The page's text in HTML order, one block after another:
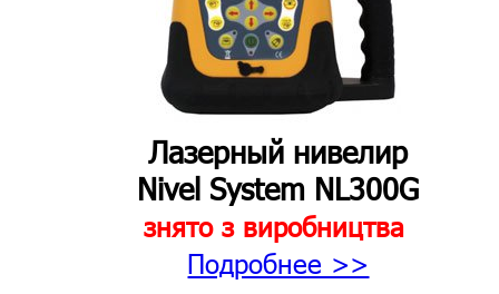
Лазерный нивелир
Nivel System NL300G
знято з виробництва
Подробнее >>